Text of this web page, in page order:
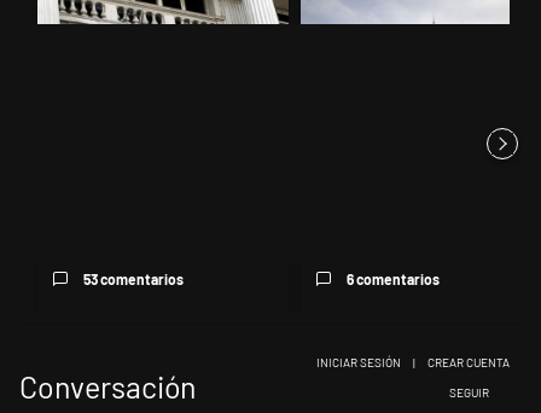
Un artículo de tendencia con el título "Las reservas del Banco
53 comentarios
Un artículo de tendencia con el
6 comentarios
Conversación SIGA ESTA
SEGUIR
INICIAR SESIÓN | CREAR CUENTA